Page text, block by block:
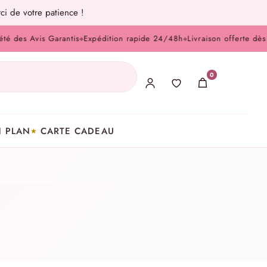
de votre patience !
Garantis◆Expédition rapide 24/48h◆Livraison offerte dès 100
0
PLAN CARTE CADEAU